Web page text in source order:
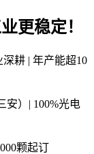
更稳定！
耕 | 年产能超10
安）| 100%光电
颗起订